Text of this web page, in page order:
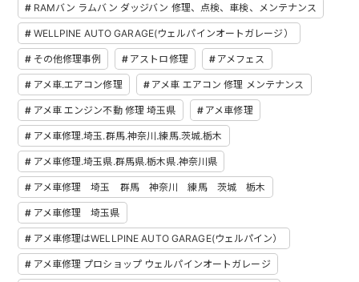
RAMバン ラムバン ダッジバン 修理、点検、車検、メンテナンス
WELLPINE AUTO GARAGE(ウェルパインオートガレージ）
その他修理事例 アストロ修理 アメフェス
アメ車.エアコン修理 アメ車 エアコン 修理 メンテナンス
アメ車 エンジン不動 修理 埼玉県 アメ車修理
アメ車修理.埼玉.群馬.神奈川.練馬.茨城.栃木
アメ車修理.埼玉県.群馬県.栃木県.神奈川県
アメ車修理 埼玉 群馬 神奈川 練馬 茨城 栃木
アメ車修理 埼玉県
アメ車修理はWELLPINE AUTO GARAGE(ウェルパイン）
アメ車修理 プロショップ ウェルパインオートガレージ